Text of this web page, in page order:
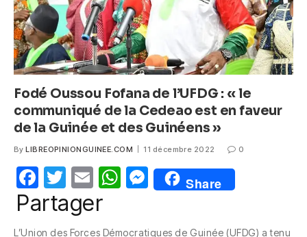
Fodé Oussou Fofana de l’UFDG : « le
communiqué de la Cedeao est en faveur
de la Guinée et des Guinéens »
By LIBREOPINIONGUINEE.COM 11 décembre 2022 0
F
a
T
w
itt
E
m
W M
e
Share
Partager
L’Union des Forces Démocratiques de Guinée (UFDG) a tenu